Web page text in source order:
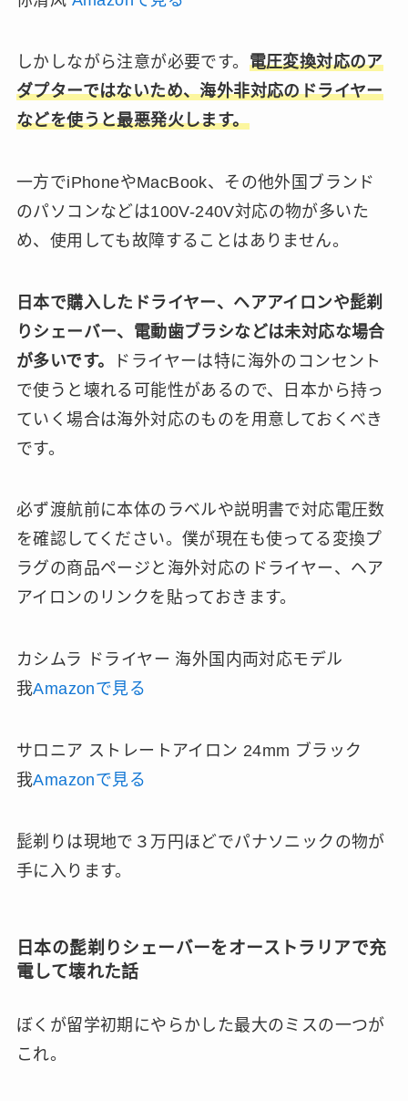
しかしながら注意が必要です。 電圧変換対応のア
ダプターではないため、海外非対応のドライヤー
などを使うと最悪発火します。
一方でiPhoneやMacBook、その他外国ブランド
のパソコンなどは100V-240V対応の物が多いた
め、使用しても故障することはありません。
日本で購入したドライヤー、ヘアアイロンや髭剃
りシェーバー、電動歯ブラシなどは未対応な場合
が多いです。
ドライヤーは特に海外のコンセント
で使うと壊れる可能性があるので、日本から持っ
ていく場合は海外対応のものを用意しておくべき
です。
必ず渡航前に本体のラベルや説明書で対応電圧数
を確認してください。僕が現在も使ってる変換プ
ラグの商品ページと海外対応のドライヤー、ヘア
アイロンのリンクを貼っておきます。
カシムラ ドライヤー 海外国内両対応モデル
我Amazonで見る
サロニア ストレートアイロン 24mm ブラック
我Amazonで見る
髭剃りは現地で３万円ほどでパナソニックの物が
手に入ります。
日本の髭剃りシェーバーをオーストラリアで充
電して壊れた話
ぼくが留学初期にやらかした最大のミスの一つが
これ。